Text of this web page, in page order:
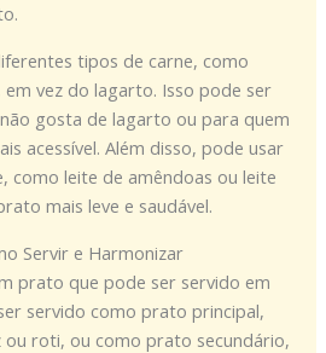
tipos de carne, como
vez do lagarto. Isso pode ser
gosta de lagarto ou para quem
acessível. Além disso, pode usar
como leite de amêndoas ou leite
mais leve e saudável.
Servir e Harmonizar
prato que pode ser servido em
servido como prato principal,
roti, ou como prato secundário,